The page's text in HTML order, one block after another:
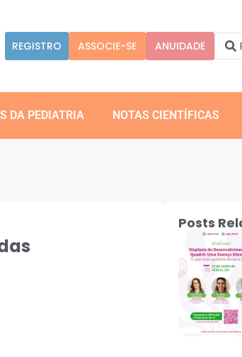
REGISTRO ASSOCIE-SE ANUIDADE
DA PEDIATRIA NOTAS CIENTÍFICAS
Posts